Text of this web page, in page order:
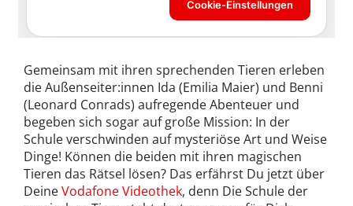
Gemeinsam mit ihren sprechenden Tieren erleben
die Außenseiter:innen Ida (Emilia Maier) und Benni
(Leonard Conrads) aufregende Abenteuer und
begeben sich sogar auf große Mission: In der
Schule verschwinden auf mysteriöse Art und Weise
Dinge! Können die beiden mit ihren magischen
Tieren das Rätsel lösen? Das erfährst Du jetzt über
DeineVodafone Videothek, denn Die Schule der